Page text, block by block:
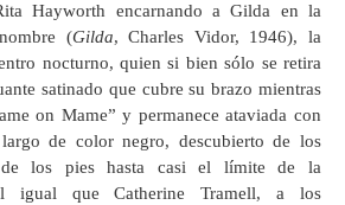
Hayworth encarnando a Gilda en la
(Gilda, Charles Vidor, 1946), la
nocturno, quien si bien sólo se retira
satinado que cubre su brazo mientras
on Mame” y permanece ataviada con
de color negro, descubierto de los
los pies hasta casi el límite de la
igual que Catherine Tramell, a los